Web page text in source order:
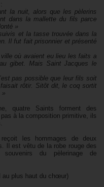
la nuit, alors que les pèlerins
dans la mallette du fils parce
»
et la tasse trouvée dans la
Il fut fait prisonnier et présenté
où avaient eu lieu les faits a
gibet. Mais Saint Jacques le
pas possible que leur fils soit
rôtir. Sitôt dit, le coq sortit
»
quatre Saints forment des
à la composition primitive, ils
les hommages de deux
Il est vêtu de la robe rouge des
du pèlerinage de
au plus haut du chœur)